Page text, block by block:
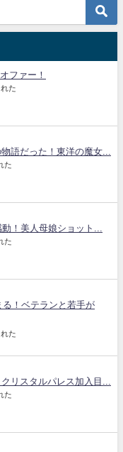
ファー！
た
語だった！東洋の魔女...
た
！美人母娘ショット...
た
！ベテランと若手が
た
リスタルパレス加入目...
た